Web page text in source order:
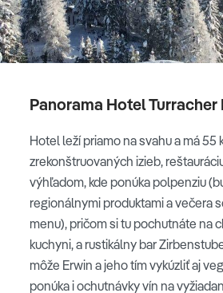
Panorama Hotel Turracher
Hotel leží priamo na svahu a má 55
zrekonštruovaných izieb,
výhľadom, kde ponúka polpenziu
regionálnymi produktami a večera
menu), pričom si tu pochutnáte na
kuchyni, a rustikálny bar
môže Erwin a jeho tím vykúzliť aj
ponúka i ochutnávky vín na